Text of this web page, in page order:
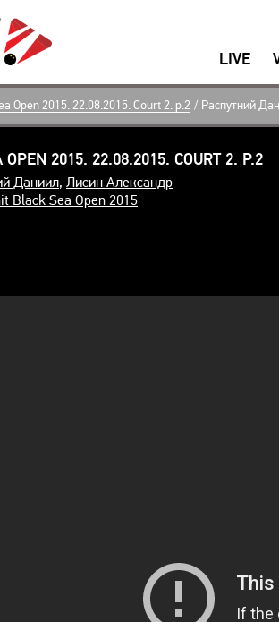
LIVE
Open 2015. 22.08.2015. Court 2. p.2 / Распутний
OPEN 2015. 22.08.2015. COURT 2. P.2
Даниил, Лисин Александр
Black Sea Open 2015